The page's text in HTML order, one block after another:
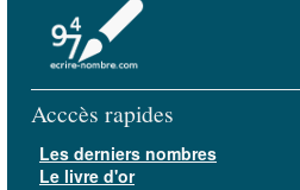
Acccès rapides
Les derniers nombres
Le livre d'or